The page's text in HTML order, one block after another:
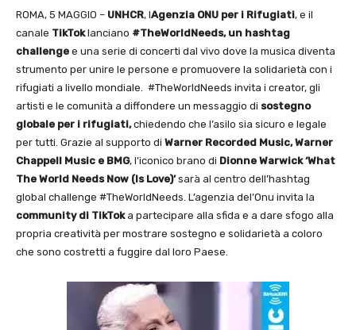
ROMA, 5 MAGGIO – UNHCR, lAgenzia ONU per i Rifugiati, e il
canale TikToklanciano #TheWorldNeeds, un hashtag
challenge e una serie di concerti dal vivo dove la musica diventa
strumento per unire le persone e promuovere la solidarietà con i
rifugiati a livello mondiale. #TheWorldNeeds invita i creator, gli
artisti e le comunità a diffondere un messaggio di sostegno
globale per i rifugiati,chiedendo che l’asilo sia sicuro e legale
per tutti. Grazie al supporto di Warner Recorded Music, Warner
Chappell Music e BMG, l’iconico brano di Dionne Warwick ‘What
The World Needs Now (Is Love)’sarà al centro dell’hashtag
global challenge #TheWorldNeeds. L’agenzia del’Onu invita la
community di TikToka partecipare alla sfida e a dare sfogo alla
propria creatività per mostrare sostegno e solidarietà a coloro
che sono costretti a fuggire dal loro Paese.